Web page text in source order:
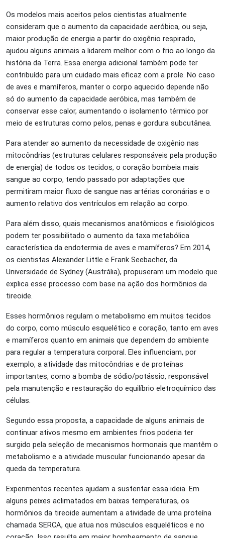
Os modelos mais aceitos pelos cientistas atualmente
consideram que o aumento da capacidade aeróbica, ou seja,
maior produção de energia a partir do oxigênio respirado,
ajudou alguns animais a lidarem melhor com o frio ao longo da
história da Terra. Essa energia adicional também pode ter
contribuído para um cuidado mais eficaz com a prole. No caso
de aves e mamíferos, manter o corpo aquecido depende não
só do aumento da capacidade aeróbica, mas também de
conservar esse calor, aumentando o isolamento térmico por
meio de estruturas como pelos, penas e gordura subcutânea.
Para atender ao aumento da necessidade de oxigênio nas
mitocôndrias (estruturas celulares responsáveis pela produção
de energia) de todos os tecidos, o coração bombeia mais
sangue ao corpo, tendo passado por adaptações que
permitiram maior fluxo de sangue nas artérias coronárias e o
aumento relativo dos ventrículos em relação ao corpo.
Para além disso, quais mecanismos anatômicos e fisiológicos
podem ter possibilitado o aumento da taxa metabólica
característica da endotermia de aves e mamíferos? Em 2014,
os cientistas Alexander Little e Frank Seebacher, da
Universidade de Sydney (Austrália), propuseram um modelo que
explica esse processo com base na ação dos hormônios da
tireoide.
Esses hormônios regulam o metabolismo em muitos tecidos
do corpo, como músculo esquelético e coração, tanto em aves
e mamíferos quanto em animais que dependem do ambiente
para regular a temperatura corporal. Eles influenciam, por
exemplo, a atividade das mitocôndrias e de proteínas
importantes, como a bomba de sódio/potássio, responsável
pela manutenção e restauração do equilíbrio eletroquímico das
células.
Segundo essa proposta, a capacidade de alguns animais de
continuar ativos mesmo em ambientes frios poderia ter
surgido pela seleção de mecanismos hormonais que mantêm o
metabolismo e a atividade muscular funcionando apesar da
queda da temperatura.
Experimentos recentes ajudam a sustentar essa ideia. Em
alguns peixes aclimatados em baixas temperaturas, os
hormônios da tireoide aumentam a atividade de uma proteína
chamada SERCA, que atua nos músculos esqueléticos e no